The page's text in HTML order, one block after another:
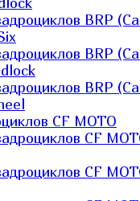
BRP
BRP
BRP
CF MOTO
CF
CF